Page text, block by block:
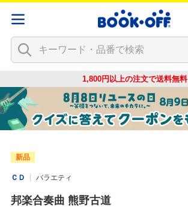
1,800円以上の注文で送料無料
新品
ＣＤ バラエティ
邦楽合奏曲 熊野古道